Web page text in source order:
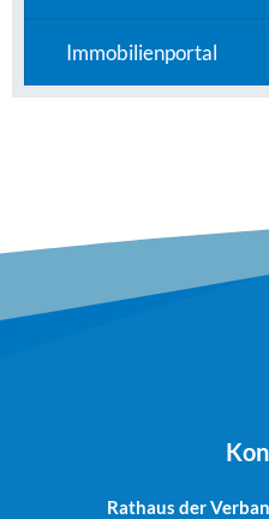
Immobilienportal
Rathaus der